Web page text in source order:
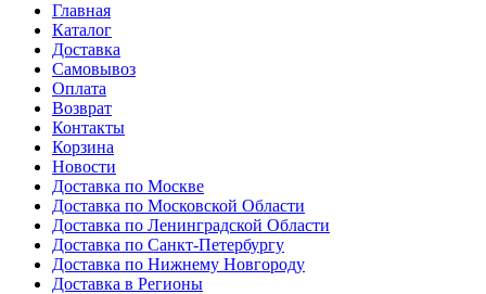
Главная
Каталог
Доставка
Самовывоз
Оплата
Возврат
Контакты
Корзина
Новости
Доставка по Москве
Доставка по Московской Области
Доставка по Ленинградской Области
Доставка по Санкт-Петербургу
Доставка по Нижнему Новгороду
Доставка в Регионы